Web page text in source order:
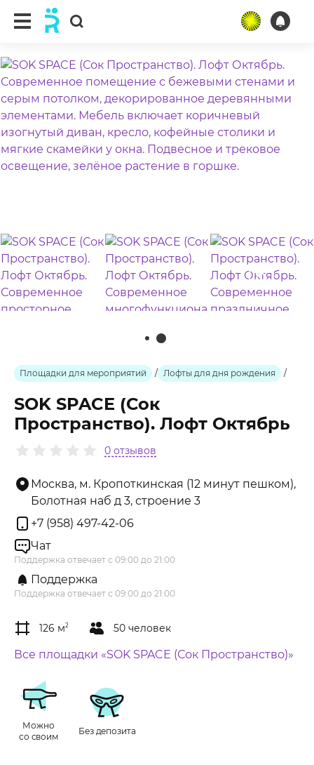
ещё 16 фото
Площадки для мероприятий / Лофты для дня рождения /
SOK SPACE (Сок
Пространство). Лофт Октябрь
0 отзывов
Москва, м. Кропоткинская (12 минут пешком),
Болотная наб д 3, строение 3
+7 (958) 497-42-06
Чат
Поддержка отвечает с 09:00 до 21:00
Поддержка
Поддержка отвечает с 09:00 до 21:00
126 м2 50 человек
Все площадки «SOK SPACE (Сок Пространство)»
Можно
со своим
Без депозита